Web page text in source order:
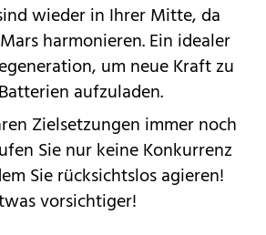
wieder in Ihrer Mitte, da
harmonieren. Ein idealer
um neue Kraft zu
aufzuladen.
Zielsetzungen immer noch
Sie nur keine Konkurrenz
Sie rücksichtslos agieren!
vorsichtiger!